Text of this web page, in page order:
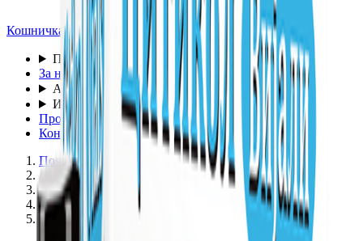
Кошничка
Производи
За нас
Аптека ▾
Информации▾
Промо
Контакт
Почетна
/
Производи
/
CITIKOL VIALS oral solution 10ml 30viali - Цитикол
вијали 10мл 30виали